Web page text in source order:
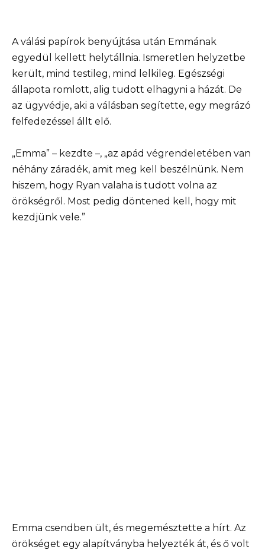
A válási papírok benyújtása után Emmának
egyedül kellett helytállnia. Ismeretlen helyzetbe
került, mind testileg, mind lelkileg. Egészségi
állapota romlott, alig tudott elhagyni a házát. De
az ügyvédje, aki a válásban segítette, egy megrázó
felfedezéssel állt elő.
„Emma” – kezdte –, „az apád végrendeletében van
néhány záradék, amit meg kell beszélnünk. Nem
hiszem, hogy Ryan valaha is tudott volna az
örökségről. Most pedig döntened kell, hogy mit
kezdjünk vele.”
Emma csendben ült, és megemésztette a hírt. Az
örökséget egy alapítványba helyezték át, és ő volt